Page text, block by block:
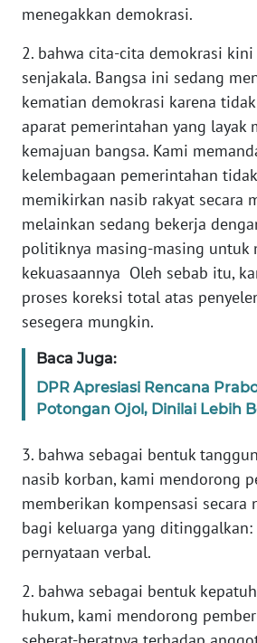
menegakkan demokrasi.
2. bahwa cita-cita demokrasi
senjakala. Bangsa ini sedang
kematian demokrasi karena
aparat pemerintahan yang layak
kemajuan bangsa. Kami
kelembagaan pemerintahan
memikirkan nasib rakyat secara
melainkan sedang bekerja
politiknya masing-masing untuk
kekuasaannya Oleh sebab itu,
proses koreksi total atas
sesegera mungkin.
Baca Juga:
DPR Apresiasi Rencana
Potongan Ojol, Dinilai Lebih
3. bahwa sebagai bentuk
nasib korban, kami mendorong
memberikan kompensasi secara
bagi keluarga yang ditinggalkan:
pernyataan verbal.
2. bahwa sebagai bentuk
hukum, kami mendorong
WN
PAPUA
BARAT
WN
RIAU
WN
WN
JAMBI
WN
NTB
WN
SULTENG
WN
SULBAR